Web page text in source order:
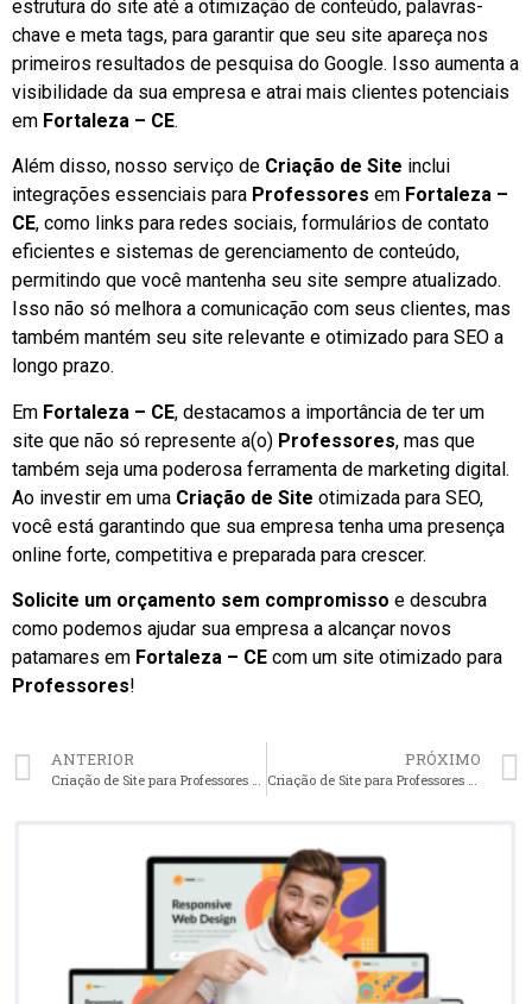
estrutura do site até a otimização de conteúdo, palavras-
chave e meta tags, para garantir que seu site apareça nos
primeiros resultados de pesquisa do Google. Isso aumenta a
visibilidade da sua empresa e atrai mais clientes potenciais
em Fortaleza – CE.
Além disso, nosso serviço de Criação de Site inclui
integrações essenciais para Professores em Fortaleza –
CE, como links para redes sociais, formulários de contato
eficientes e sistemas de gerenciamento de conteúdo,
permitindo que você mantenha seu site sempre atualizado.
Isso não só melhora a comunicação com seus clientes, mas
também mantém seu site relevante e otimizado para SEO a
longo prazo.
Em Fortaleza – CE, destacamos a importância de ter um
site que não só represente a(o) Professores, mas que
também seja uma poderosa ferramenta de marketing digital.
Ao investir em uma Criação de Site otimizada para SEO,
você está garantindo que sua empresa tenha uma presença
online forte, competitiva e preparada para crescer.
Solicite um orçamento sem compromisso e descubra
como podemos ajudar sua empresa a alcançar novos
patamares em Fortaleza – CE com um site otimizado para
Professores!
ANTERIOR PRÓXIMO